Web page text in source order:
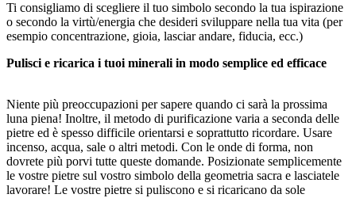
Ti consigliamo di scegliere il tuo simbolo secondo la tua ispirazione
o secondo la virtù/energia che desideri sviluppare nella tua vita (per
esempio concentrazione, gioia, lasciar andare, fiducia, ecc.)
Pulisci e ricarica i tuoi minerali in modo semplice ed efficace
Niente più preoccupazioni per sapere quando ci sarà la prossima
luna piena! Inoltre, il metodo di purificazione varia a seconda delle
pietre ed è spesso difficile orientarsi e soprattutto ricordare. Usare
incenso, acqua, sale o altri metodi. Con le onde di forma, non
dovrete più porvi tutte queste domande. Posizionate semplicemente
le vostre pietre sul vostro simbolo della geometria sacra e lasciatele
lavorare! Le vostre pietre si puliscono e si ricaricano da sole